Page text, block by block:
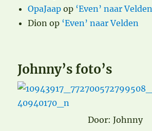
OpaJaap op ‘Even’ naar Velden
Dion op ‘Even’ naar Velden
Johnny’s foto’s
Door: Johnny